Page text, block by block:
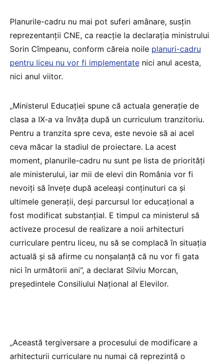
Planurile-cadru nu mai pot suferi amânare, susțin
reprezentanții CNE, ca reacție la declarația ministrului
Sorin Cîmpeanu, conform căreia noile planuri-cadru
pentru liceu nu vor fi implementate nici anul acesta,
nici anul viitor.
„Ministerul Educației spune că actuala generație de
clasa a IX-a va învăța după un curriculum tranzitoriu.
Pentru a tranzita spre ceva, este nevoie să ai acel
ceva măcar la stadiul de proiectare. La acest
moment, planurile-cadru nu sunt pe lista de priorități
ale ministerului, iar mii de elevi din România vor fi
nevoiți să învețe după aceleași conținuturi ca și
ultimele generații, deși parcursul lor educațional a
fost modificat substanțial. E timpul ca ministerul să
activeze procesul de realizare a noii arhitecturi
curriculare pentru liceu, nu să se complacă în situația
actuală și să afirme cu nonșalanță că nu vor fi gata
nici în următorii ani”, a declarat Silviu Morcan,
președintele Consiliului Național al Elevilor.
„Această tergiversare a procesului de modificare a
arhitecturii curriculare nu numai că reprezintă o